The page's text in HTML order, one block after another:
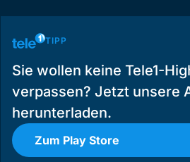
TIPP
Sie wollen keine Tele1-
verpassen? Jetzt unsere
herunterladen.
Zum Play Store